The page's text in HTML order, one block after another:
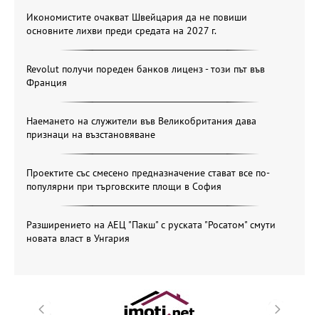
Икономистите очакват Швейцария да не повиши
основните лихви преди средата на 2027 г.
Revolut получи пореден банков лиценз - този път във
Франция
Наемането на служители във Великобритания дава
признаци на възстановяване
Проектите със смесено предназначение стават все по-
популярни при търговските площи в София
Разширението на АЕЦ "Пакш" с руската "Росатом" смути
новата власт в Унгария